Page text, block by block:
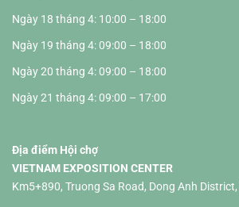
Ngày 18 tháng 4: 10:00 – 18:00
Ngày 19 tháng 4: 09:00 – 18:00
Ngày 20 tháng 4: 09:00 – 18:00
Ngày 21 tháng 4: 09:00 – 17:00
Địa điểm Hội chợ
VIETNAM EXPOSITION CENTER
Km5+890, Truong Sa Road, Dong Anh